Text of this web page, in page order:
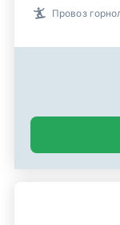
Провоз